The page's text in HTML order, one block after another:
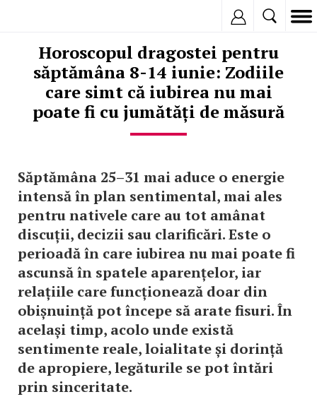
Horoscopul dragostei pentru
săptămâna 8-14 iunie: Zodiile
care simt că iubirea nu mai
poate fi cu jumătăți de măsură
Săptămâna 25–31 mai aduce o energie
intensă în plan sentimental, mai ales
pentru nativele care au tot amânat
discuții, decizii sau clarificări. Este o
perioadă în care iubirea nu mai poate fi
ascunsă în spatele aparențelor, iar
relațiile care funcționează doar din
obișnuință pot începe să arate fisuri. În
același timp, acolo unde există
sentimente reale, loialitate și dorință
de apropiere, legăturile se pot întări
prin sinceritate.